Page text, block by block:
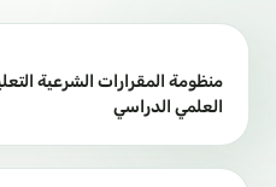
منظومة المقرارات الشرعية
العلمي الدراسي